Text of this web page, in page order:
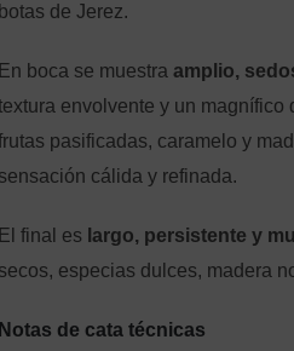
botas de Jerez.
En boca se muestraamplio,
envolvente y un
pasificadas, caramelo y
sensación cálida y refinada.
El final es largo, persistente y
secos, especias dulces, madera
Notas de cata técnicas